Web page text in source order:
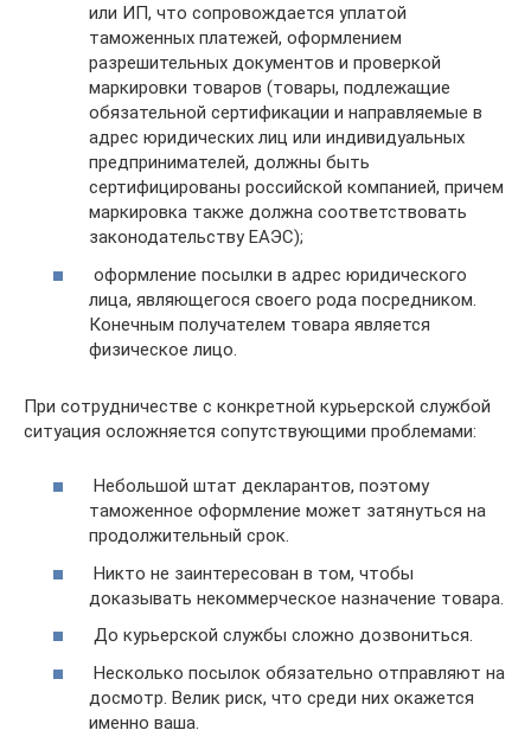
или ИП, что сопровождается уплатой
таможенных платежей, оформлением
разрешительных документов и проверкой
маркировки товаров (товары, подлежащие
обязательной сертификации и направляемые в
адрес юридических лиц или индивидуальных
предпринимателей, должны быть
сертифицированы российской компанией, причем
маркировка также должна соответствовать
законодательству ЕАЭС);
оформление посылки в адрес юридического
лица, являющегося своего рода посредником.
Конечным получателем товара является
физическое лицо.
При сотрудничестве с конкретной курьерской службой
ситуация осложняется сопутствующими проблемами:
Небольшой штат декларантов, поэтому
таможенное оформление может затянуться на
продолжительный срок.
Никто не заинтересован в том, чтобы
доказывать некоммерческое назначение товара.
До курьерской службы сложно дозвониться.
Несколько посылок обязательно отправляют на
досмотр. Велик риск, что среди них окажется
именно ваша.